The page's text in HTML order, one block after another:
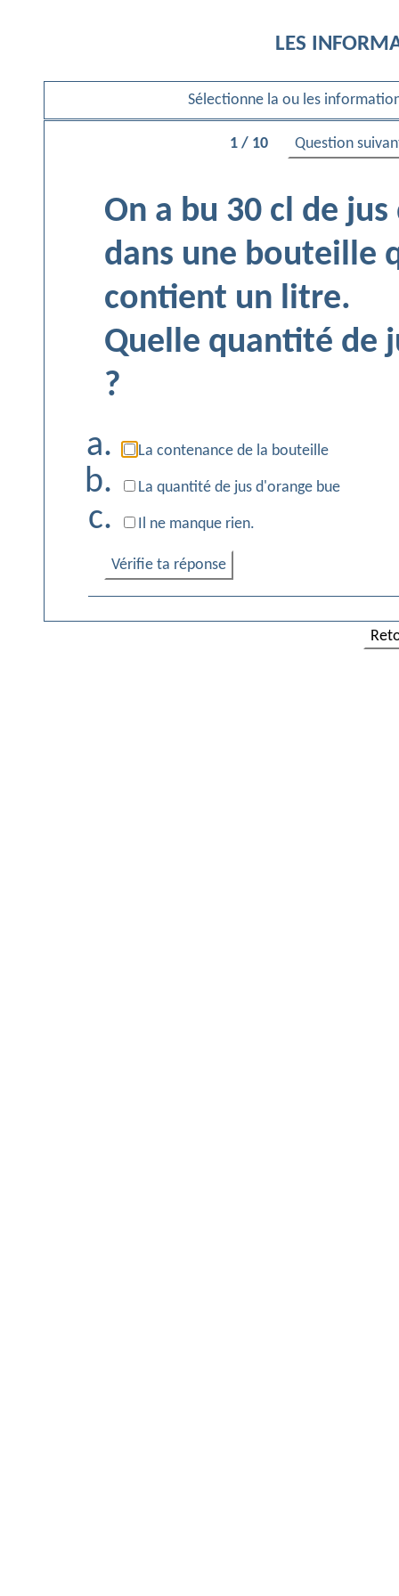
LES
Sélectionne la ou les
1 / 10 Question
On a bu 30 cl de
dans une bouteille
contient un litre.
Quelle quantité de
?
La contenance de la bouteille
La quantité de jus d'orange bue
Il ne manque rien.
Vérifie ta réponse